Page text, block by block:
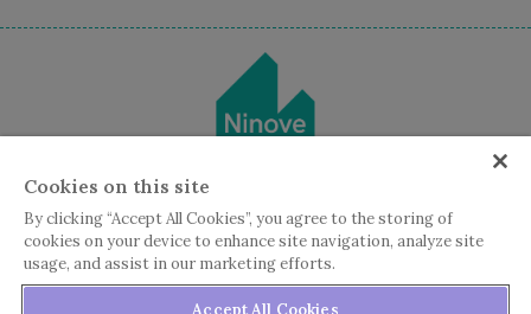
Cookies on this site
By clicking “Accept All Cookies”, you agree to the storing of
cookies on your device to enhance site navigation, analyze site
usage, and assist in our marketing efforts.
Accept All Cookies